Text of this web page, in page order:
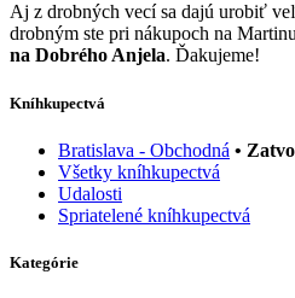
Aj z drobných vecí sa dajú urobiť
drobným ste pri nákupoch na
na Dobrého Anjela. Ďakujeme!
Kníhkupectvá
Bratislava - Obchodná •
Všetky kníhkupectvá
Udalosti
Spriatelené kníhkupectvá
Kategórie